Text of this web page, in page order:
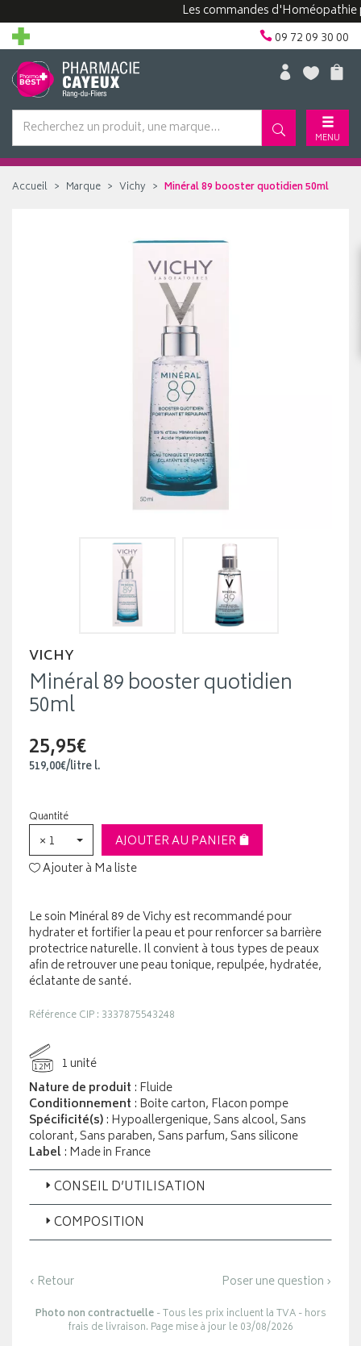
Les commandes d'Homéopathie
09 72 09 30 00
MENU
Accueil Marque Vichy Minéral 89 booster quotidien 50ml
VICHY
Minéral 89 booster quotidien
50ml
25,95€
519,00€/litrel.
Quantité
× 1
AJOUTER AU PANIER
Ajouter à Ma liste
Le soin Minéral 89 de Vichy est recommandé pour
hydrater et fortifier la peau et pour renforcer sa barrière
protectrice naturelle. Il convient à tous types de peaux
afin de retrouver une peau tonique, repulpée, hydratée,
éclatante de santé.
Référence CIP : 3337875543248
12M
1 unité
Nature de produit : Fluide
Conditionnement : Boite carton, Flacon pompe
Spécificité(s): Hypoallergenique, Sans alcool, Sans
colorant, Sans paraben, Sans parfum, Sans silicone
Label: Made in France
CONSEIL D’UTILISATION
COMPOSITION
‹ Retour Poser une question ›
Photo non contractuelle- Tous les prix incluent la TVA - hors
frais de livraison. Page mise à jour le 03/08/2026